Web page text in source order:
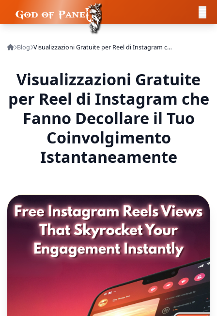
Blog Visualizzazioni Gratuite per Reel di Instagram che Fanno Decollare il Tuo Coinvolgimento Istantaneamente
Visualizzazioni Gratuite
per Reel di Instagram che
Fanno Decollare il Tuo
Coinvolgimento
Istantaneamente